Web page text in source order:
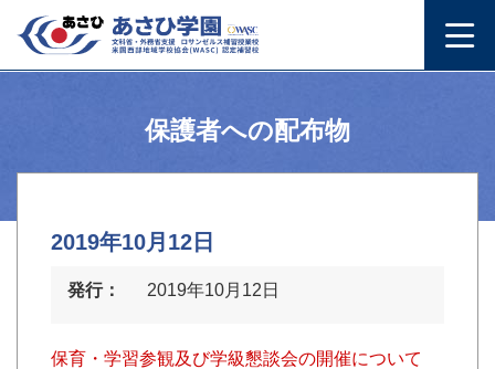
保護者への配布物
2019年10月12日
発行： 2019年10月12日
保育・学習参観及び学級懇談会の開催について